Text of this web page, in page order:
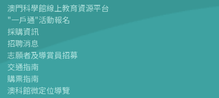
- 導覽圖
- 澳科館微定位導覽
場館設施
- 科學館兒童世界
- 展覽中心
- 天文館
- 會議中心
澳門科學館線上教育資源平台
"一戶通"活動報名
採購資訊
招聘消息
志願者及導賞員招募
交通指南
購票指南
澳科館微定位導覽